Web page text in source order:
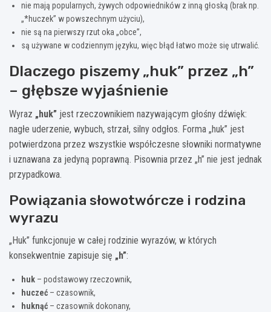
nie mają popularnych, żywych odpowiedników z inną głoską (brak np.
„*huczek” w powszechnym użyciu),
nie są na pierwszy rzut oka „obce”,
są używane w codziennym języku, więc błąd łatwo może się utrwalić.
Dlaczego piszemy „huk” przez „h”
– głębsze wyjaśnienie
Wyraz „huk” jest rzeczownikiem nazywającym głośny dźwięk:
nagłe uderzenie, wybuch, strzał, silny odgłos. Forma „huk” jest
potwierdzona przez wszystkie współczesne słowniki normatywne
i uznawana za jedyną poprawną. Pisownia przez „h” nie jest jednak
przypadkowa.
Powiązania słowotwórcze i rodzina
wyrazu
„Huk” funkcjonuje w całej rodzinie wyrazów, w których
konsekwentnie zapisuje się „h”:
huk – podstawowy rzeczownik,
huczeć – czasownik,
huknąć – czasownik dokonany,